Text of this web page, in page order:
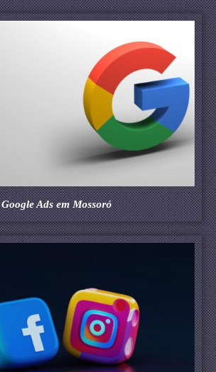
Google Ads em Mossoró